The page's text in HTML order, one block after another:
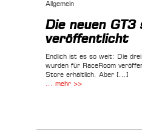
Allgemein
Die neuen GT3
veröffentlicht
Endlich ist es so weit: Die
wurden für RaceRoom
Store erhältlich. Aber [...]
... mehr >>